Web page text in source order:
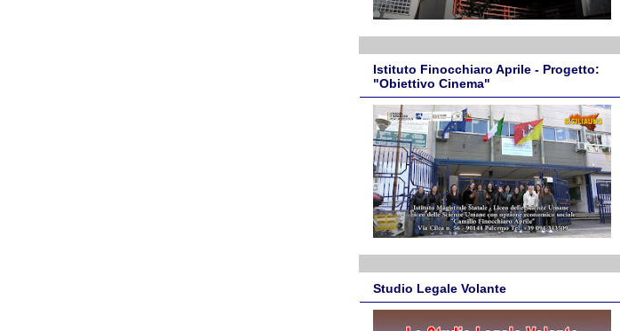
Istituto Finocchiaro Aprile - Progetto:
"Obiettivo Cinema"
Studio Legale Volante